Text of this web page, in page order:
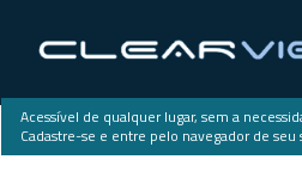
Acessível de qualquer lugar, sem a
Cadastre-se e entre pelo navegador de